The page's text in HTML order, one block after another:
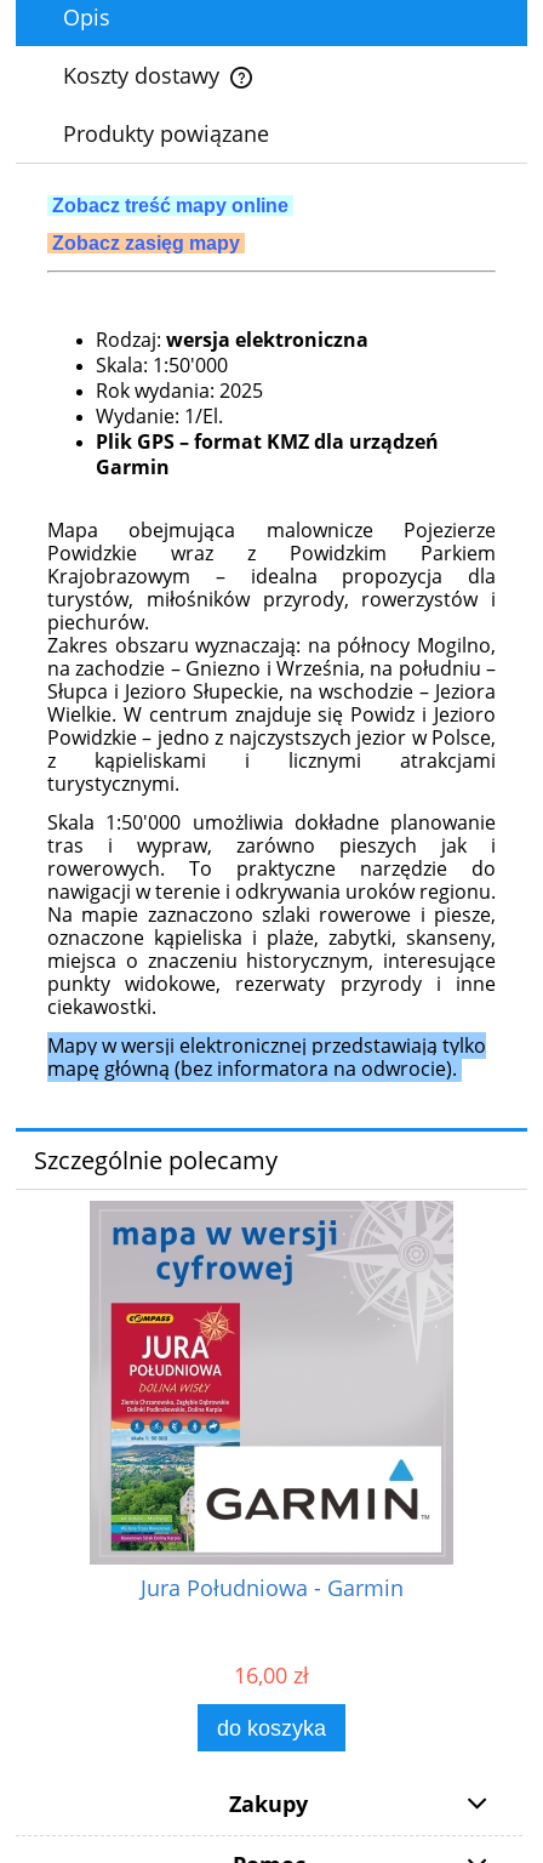
Opis
Koszty dostawy
Cena nie zawiera ewentualnych kosztów płatności
Produkty powiązane
Zobacz treść mapy online
Zobacz zasięg mapy
Rodzaj: wersja elektroniczna
Skala: 1:50'000
Rok wydania: 2025
Wydanie: 1/El.
Plik GPS –format KMZ dla urządzeń
Garmin
Mapa obejmująca malownicze Pojezierze
Powidzkie wraz z Powidzkim Parkiem
Krajobrazowym – idealna propozycja dla
turystów, miłośników przyrody, rowerzystów i
piechurów.
Zakres obszaru wyznaczają: na północy Mogilno,
na zachodzie – Gniezno i Września, na południu –
Słupca i Jezioro Słupeckie, na wschodzie – Jeziora
Wielkie. W centrum znajduje się Powidz i Jezioro
Powidzkie – jedno z najczystszych jezior w Polsce,
z kąpieliskami i licznymi atrakcjami
turystycznymi.
Skala 1:50'000 umożliwia dokładne planowanie
tras i wypraw, zarówno pieszych jak i
rowerowych. To praktyczne narzędzie do
nawigacji w terenie i odkrywania uroków regionu.
Na mapie zaznaczono szlaki rowerowe i piesze,
oznaczone kąpieliska i plaże, zabytki, skanseny,
miejsca o znaczeniu historycznym, interesujące
punkty widokowe, rezerwaty przyrody i inne
ciekawostki.
Mapy w wersji elektronicznej przedstawiają tylko
mapę główną (bez informatora na odwrocie).
Szczególnie polecamy
Jura Południowa - Garmin
16,00 zł
do koszyka
Zakupy